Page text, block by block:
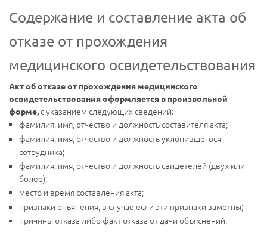
Содержание и составление акта об
отказе от прохождения
медицинского освидетельствования
Акт об отказе от прохождения медицинского
освидетельствования оформляется в произвольной
форме,с указанием следующих сведений:
фамилия, имя, отчество и должность составителя акта;
фамилия, имя, отчество и должность уклонившегося
сотрудника;
фамилия, имя, отчество и должность свидетелей (двух или
более);
место и время составления акта;
признаки опьянения, в случае если эти признаки заметны;
причины отказа либо факт отказа от дачи объяснений.